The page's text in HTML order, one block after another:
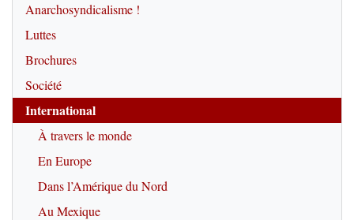
Anarchosyndicalisme !
Luttes
Brochures
Société
International
À travers le monde
En Europe
Dans l’Amérique du Nord
Au Mexique